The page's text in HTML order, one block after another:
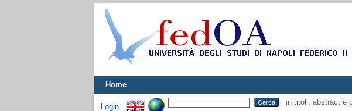
Home
Login
in titoli, abstract e